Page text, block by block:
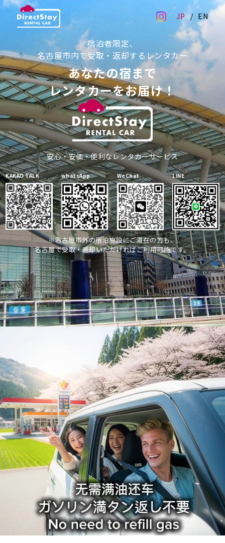
JP EN
宿泊者限定、
名古屋市内で受取・返却するレンタカー
あなたの宿まで
レンタカーをお届け！
安心・安価・便利なレンタカーサービス
KAKAO TALK whatsApp WeChat LINE
※名古屋市外の宿泊施設にご滞在の方も、
名古屋で受取・返却いただければご利用可能です。